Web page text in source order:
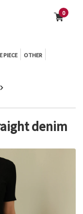
0
PIECE OTHER
denim